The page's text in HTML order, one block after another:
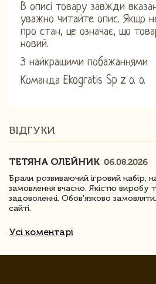
В описі товару завжди
уважно читайте опис. Якщо
про стан, це означає, що
новий.
З найкращими побажаннями
Команда Ekogratis Sp z o. o.
ВІДГУКИ
ТЕТЯНА ОЛЕЙНИК 06.08.2026
Брали розвиваючий ігровий
замовлення вчасно. Якістю виробу
задоволенні. Обов'язково
сайті.
Усі коментарі